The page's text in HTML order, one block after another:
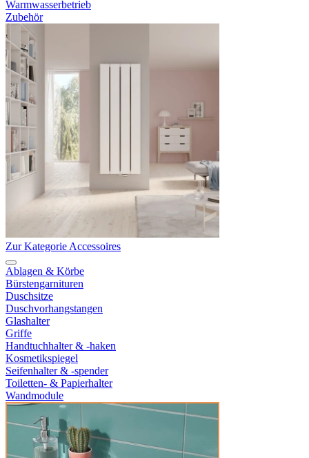
Warmwasserbetrieb
Zubehör
Zur Kategorie Accessoires
Ablagen & Körbe
Bürstengarnituren
Duschsitze
Duschvorhangstangen
Glashalter
Griffe
Handtuchhalter & -haken
Kosmetikspiegel
Seifenhalter & -spender
Toiletten- & Papierhalter
Wandmodule